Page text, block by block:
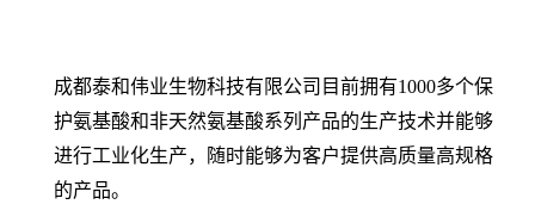
成都泰和伟业生物科技有限公司目前拥有1000多个保
护氨基酸和非天然氨基酸系列产品的生产技术并能够
进行工业化生产，随时能够为客户提供高质量高规格
的产品。